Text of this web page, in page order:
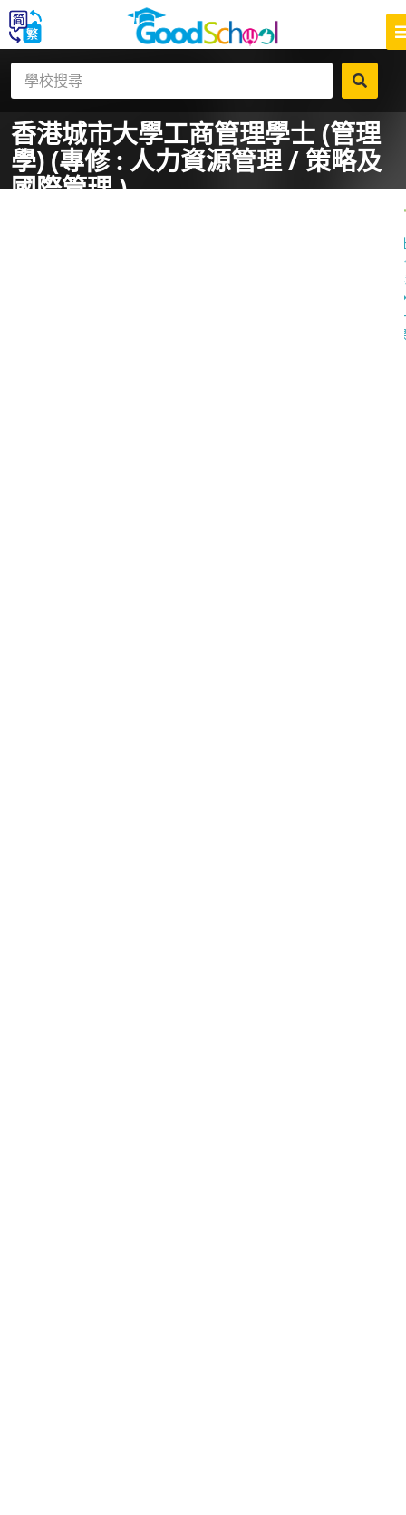
香港城市大學工商管理學士 (管理
學) (專修 : 人力資源管理 / 策略及
國際管理 )